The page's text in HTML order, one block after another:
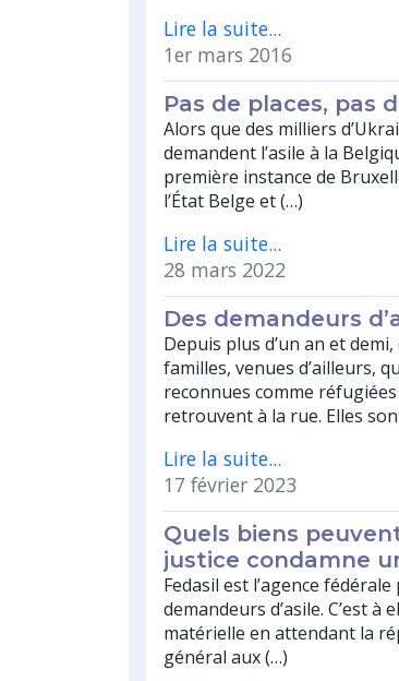
Lire la suite...
1er mars 2016
Pas de places, pas
Alors que des milliers
demandent l’asile à la
première instance de
l’État Belge et (…)
Lire la suite...
28 mars 2022
Des demandeurs
Depuis plus d’un an et
familles, venues d’ailleurs,
reconnues comme
retrouvent à la rue. Elles
Lire la suite...
17 février 2023
Quels biens
justice condamne
Fedasil est l’agence fédérale
demandeurs d’asile. C’est
matérielle en attendant la
général aux (…)